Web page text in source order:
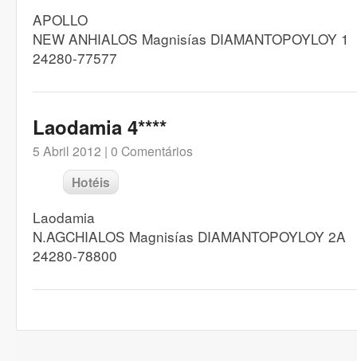
APOLLO
NEW ANHIALOS Magnisías DIAMANTOPOYLOY 1
24280-77577
Laodamia 4****
5 Abril 2012 | 0 Comentários
Hotéis
Laodamia
N.AGCHIALOS Magnisías DIAMANTOPOYLOY 2A
24280-78800